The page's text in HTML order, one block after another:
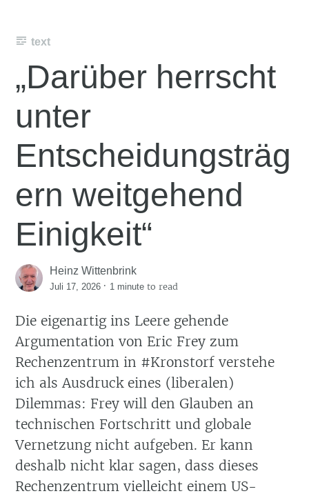
text
„Darüber herrscht
unter
Entscheidungsträg
ern weitgehend
Einigkeit“
Heinz Wittenbrink
Juli 17, 2026 · 1 minute to read
Die eigenartig ins Leere gehende
Argumentation von Eric Frey zum
Rechenzentrum in #Kronstorf verstehe
ich als Ausdruck eines (liberalen)
Dilemmas: Frey will den Glauben an
technischen Fortschritt und globale
Vernetzung nicht aufgeben. Er kann
deshalb nicht klar sagen, dass dieses
Rechenzentrum vielleicht einem US-